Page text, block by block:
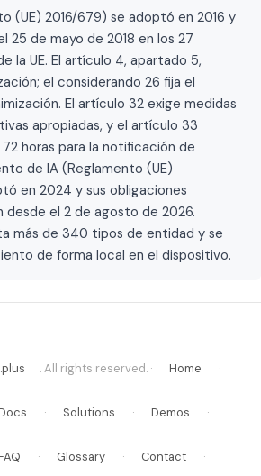
(UE) 2016/679) se adoptó en 2016 y
25 de mayo de 2018 en los 27
la UE. El artículo 4, apartado 5,
el considerando 26 fija el
El artículo 32 exige medidas
apropiadas, y el artículo 33
horas para la notificación de
de IA (Reglamento (UE)
en 2024 y sus obligaciones
desde el 2 de agosto de 2026.
más de 340 tipos de entidad y se
de forma local en el dispositivo.
. All rights reserved. · Home ·
· Solutions · Demos ·
· Glossary · Contact ·